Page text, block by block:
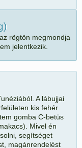
rögtön megmondja
jelentkezik.
A lábujjai
kis fehér
gomba C-betüs
Mivel én
segítséget
magánrendelést